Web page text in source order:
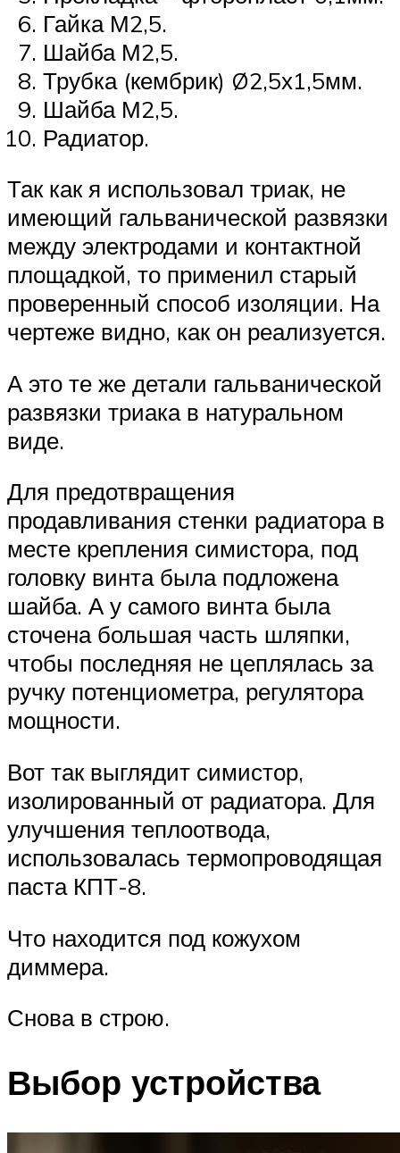
Гайка М2,5.
Шайба М2,5.
Трубка (кембрик) Ø2,5х1,5мм.
Шайба М2,5.
Радиатор.
Так как я использовал триак, не
имеющий гальванической развязки
между электродами и контактной
площадкой, то применил старый
проверенный способ изоляции. На
чертеже видно, как он реализуется.
А это те же детали гальванической
развязки триака в натуральном
виде.
Для предотвращения
продавливания стенки радиатора в
месте крепления симистора, под
головку винта была подложена
шайба. А у самого винта была
сточена большая часть шляпки,
чтобы последняя не цеплялась за
ручку потенциометра, регулятора
мощности.
Вот так выглядит симистор,
изолированный от радиатора. Для
улучшения теплоотвода,
использовалась термопроводящая
паста КПТ-8.
Что находится под кожухом
диммера.
Снова в строю.
Выбор устройства